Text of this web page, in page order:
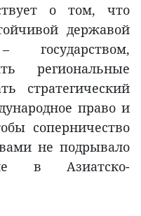
о том, что
державой
региональные
стратегический
право и
соперничество
не подрывало
в Азиатско-